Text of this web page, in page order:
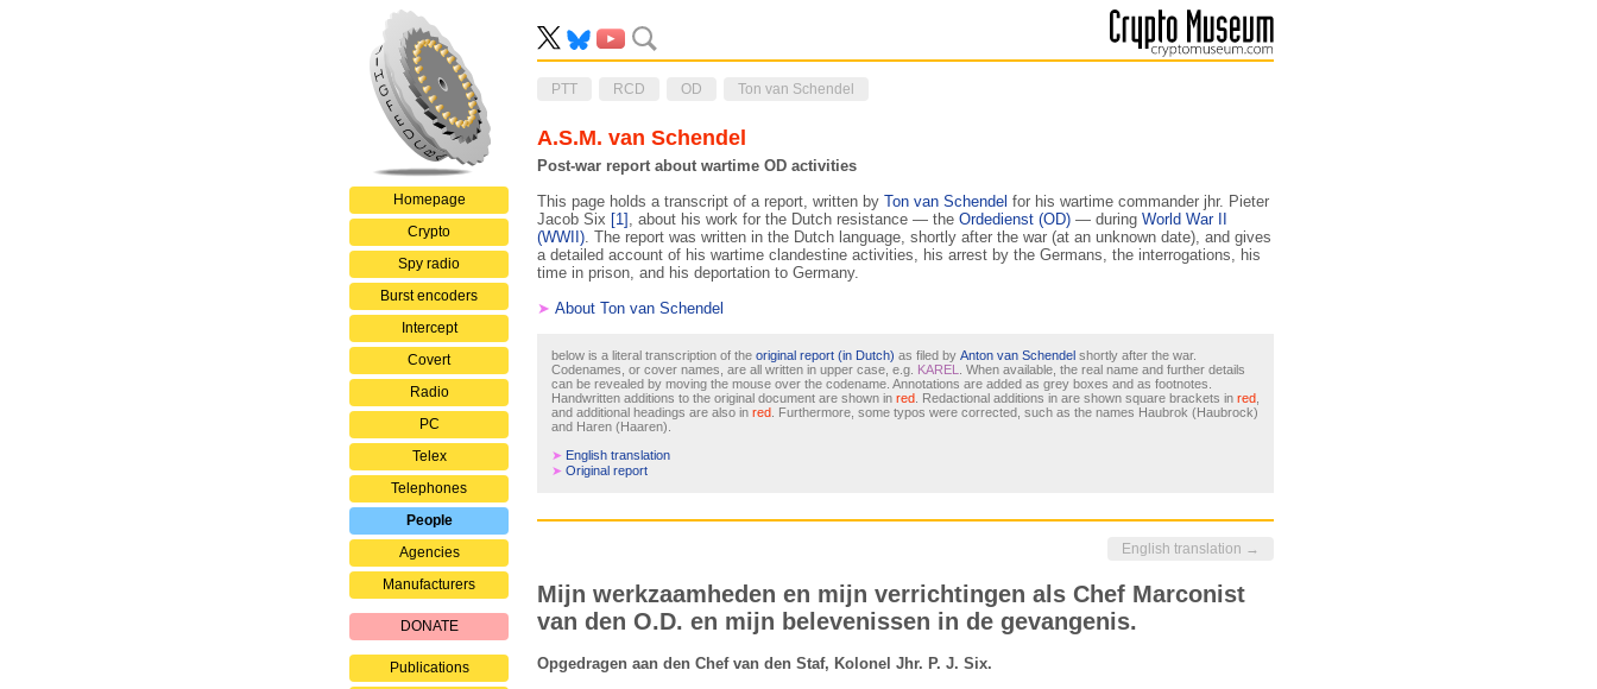
Homepage
Crypto
Spy radio
Burst encoders
Intercept
Covert
Radio
PC
Telex
Telephones
People
Agencies
Manufacturers
DONATE
Publications
PTT RCD OD Ton van Schendel
A.S.M. van Schendel
Post-war report about wartime OD activities
This page holds a transcript of a report, written by Ton van Schendel for his wartime commander jhr. Pieter
Jacob Six [1] , about his work for the Dutch resistance — the Ordedienst (OD) — during World War II
(WWII). The report was written in the Dutch language, shortly after the war (at an unknown date), and gives
a detailed account of his wartime clandestine activities, his arrest by the Germans, the interrogations, his
time in prison, and his deportation to Germany.
➤ About Ton van Schendel
below is a literal transcription of the original report (in Dutch) as filed by Anton van Schendel shortly after the war.
Codenames, or cover names, are all written in upper case, e.g. KAREL
. When available, the real name and further details
can be revealed by moving the mouse over the codename. Annotations are added as grey boxes and as footnotes.
Handwritten additions to the original document are shown in red . Redactional additions in are shown square brackets in red
and additional headings are also in red . Furthermore, some typos were corrected, such as the names Haubrok (Haubrock)
and Haren (Haaren).
➤ English translation
➤ Original report
English translation →
Mijn werkzaamheden en mijn verrichtingen als Chef Marconist
van den O.D. en mijn belevenissen in de gevangenis.
Opgedragen aan den Chef van den Staf, Kolonel Jhr. P. J. Six.